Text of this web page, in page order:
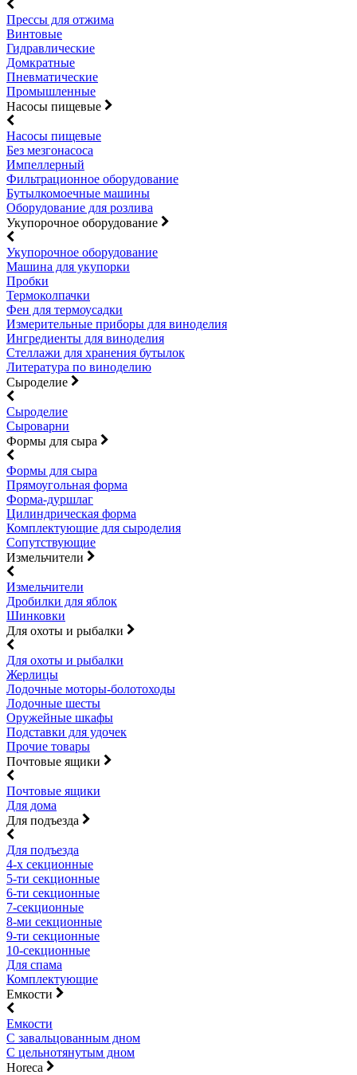
Прессы для отжима
Винтовые
Гидравлические
Домкратные
Пневматические
Промышленные
Насосы пищевые
Насосы пищевые
Без мезгонасоса
Импеллерный
Фильтрационное оборудование
Бутылкомоечные машины
Оборудование для розлива
Укупорочное оборудование
Укупорочное оборудование
Машина для укупорки
Пробки
Термоколпачки
Фен для термоусадки
Измерительные приборы для виноделия
Ингредиенты для виноделия
Стеллажи для хранения бутылок
Литература по виноделию
Сыроделие
Сыроделие
Сыроварни
Формы для сыра
Формы для сыра
Прямоугольная форма
Форма-дуршлаг
Цилиндрическая форма
Комплектующие для сыроделия
Сопутствующие
Измельчители
Измельчители
Дробилки для яблок
Шинковки
Для охоты и рыбалки
Для охоты и рыбалки
Жерлицы
Лодочные моторы-болотоходы
Лодочные шесты
Оружейные шкафы
Подставки для удочек
Прочие товары
Почтовые ящики
Почтовые ящики
Для дома
Для подъезда
Для подъезда
4-х секционные
5-ти секционные
6-ти секционные
7-секционные
8-ми секционные
9-ти секционные
10-секционные
Для спама
Комплектующие
Емкости
Емкости
С завальцованным дном
С цельнотянутым дном
Horeca